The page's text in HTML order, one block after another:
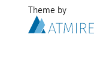
Theme by